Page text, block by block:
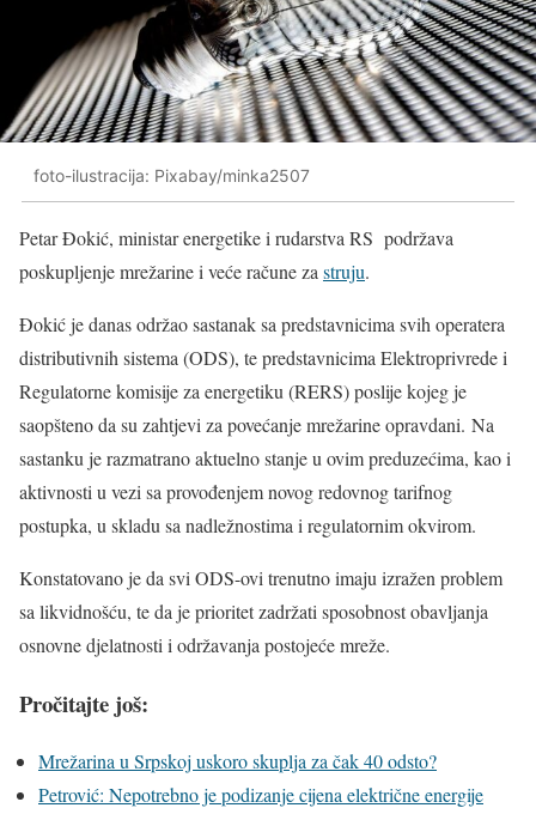
foto-ilustracija: Pixabay/minka2507
Petar Đokić, ministar energetike i rudarstva RS podržava
poskupljenje mrežarine i veće račune za struju.
Đokić je danas održao sastanak sa predstavnicima svih operatera
distributivnih sistema (ODS), te predstavnicima Elektroprivrede i
Regulatorne komisije za energetiku (RERS) poslije kojeg je
saopšteno da su zahtjevi za povećanje mrežarine opravdani. Na
sastanku je razmatrano aktuelno stanje u ovim preduzećima, kao i
aktivnosti u vezi sa provođenjem novog redovnog tarifnog
postupka, u skladu sa nadležnostima i regulatornim okvirom.
Konstatovano je da svi ODS-ovi trenutno imaju izražen problem
sa likvidnošću, te da je prioritet zadržati sposobnost obavljanja
osnovne djelatnosti i održavanja postojeće mreže.
Pročitajte još:
Mrežarina u Srpskoj uskoro skuplja za čak 40 odsto?
Petrović: Nepotrebno je podizanje cijena električne energije